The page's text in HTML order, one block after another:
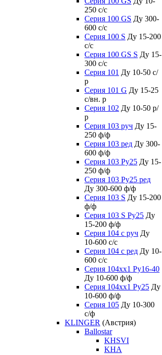
250 c/c
Серия 100 GS Ду 300-
600 c/c
Серия 100 S Ду 15-200
c/c
Серия 100 GS S Ду 15-
300 c/c
Серия 101 Ду 10-50 с/
р
Серия 101 G Ду 15-25
с/вн. р
Серия 102 Ду 10-50 р/
р
Серия 103 руч Ду 15-
250 ф/ф
Серия 103 ред Ду 300-
600 ф/ф
Серия 103 Ру25 Ду 15-
250 ф/ф
Серия 103 Ру25 ред
Ду 300-600 ф/ф
Серия 103 S Ду 15-200
ф/ф
Серия 103 S Ру25 Ду
15-200 ф/ф
Серия 104 с руч Ду
10-600 с/с
Серия 104 с ред Ду 10-
600 с/с
Серия 104xx1 Ру16-40
Ду 10-600 ф/ф
Серия 104xx1 Ру25 Ду
10-600 ф/ф
Серия 105 Ду 10-300
с/ф
KLINGER (Австрия)
Ballostar
KHSVI
KHA